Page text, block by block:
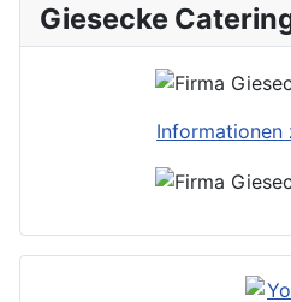
Giesecke
Informationen